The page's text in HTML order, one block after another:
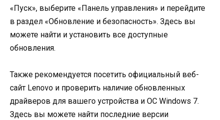
«Пуск», выберите «Панель управления» и перейдите
в раздел «Обновление и безопасность». Здесь вы
можете найти и установить все доступные
обновления.
Также рекомендуется посетить официальный веб-
сайт Lenovo и проверить наличие обновленных
драйверов для вашего устройства и ОС Windows 7.
Здесь вы можете найти последние версии